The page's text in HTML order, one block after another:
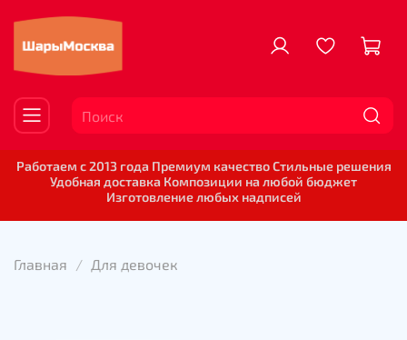
Работаем с 2013 года Премиум качество Стильные решения
Удобная доставка Композиции на любой бюджет
Изготовление любых надписей
Главная Для девочек